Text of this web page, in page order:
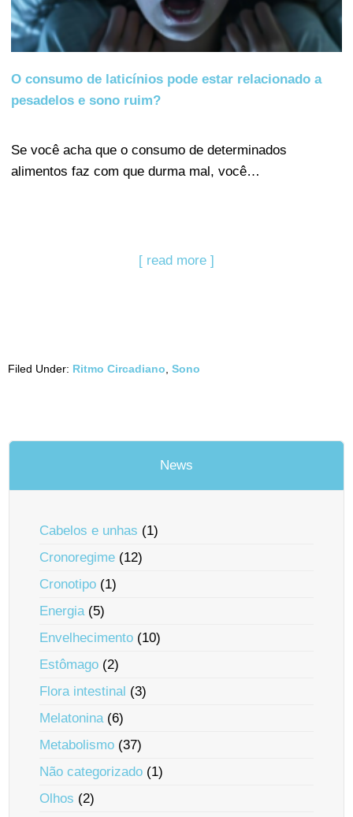
O consumo de laticínios pode estar relacionado a
pesadelos e sono ruim?
Se você acha que o consumo de determinados
alimentos faz com que durma mal, você…
[ read more ]
Filed Under: Ritmo Circadiano Sono
News
Cabelos e unhas (1)
Cronoregime (12)
Cronotipo (1)
Energia(5)
Envelhecimento (10)
Estômago (2)
Flora intestinal (3)
Melatonina(6)
Metabolismo (37)
Não categorizado (1)
Olhos (2)